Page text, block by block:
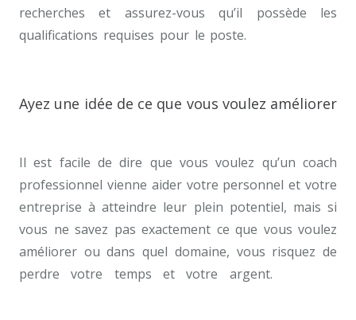
recherches et assurez-vous qu’il possède les
qualifications requises pour le poste.
Ayez une idée de ce que vous voulez améliorer
Il est facile de dire que vous voulez qu’un coach
professionnel vienne aider votre personnel et votre
entreprise à atteindre leur plein potentiel, mais si
vous ne savez pas exactement ce que vous voulez
améliorer ou dans quel domaine, vous risquez de
perdre votre temps et votre argent.